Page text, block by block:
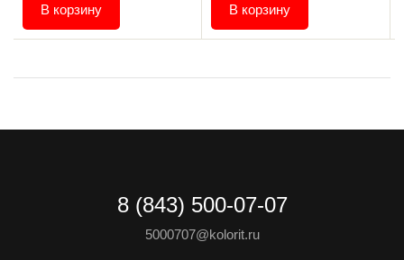
В корзину В корзину
8 (843) 500-07-07
5000707@kolorit.ru